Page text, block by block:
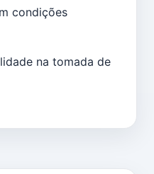
condições
na tomada de